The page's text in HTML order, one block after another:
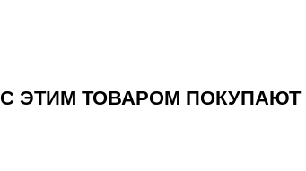
С ЭТИМ ТОВАРОМ ПОКУПАЮТ